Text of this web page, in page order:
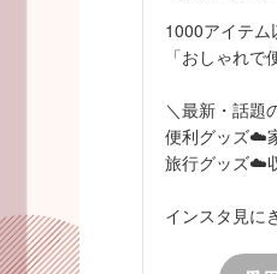
1000アイテム
「おしゃれ
＼最新・話題
便利グッズ☁️
旅行グッズ☁️
インスタ見に